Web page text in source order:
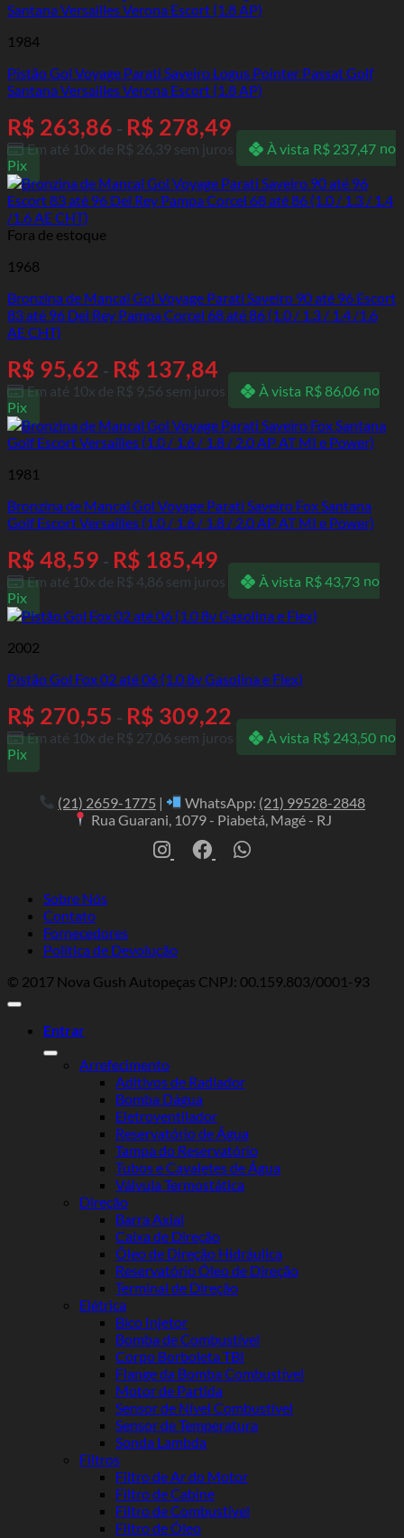
1984
Pistão Gol Voyage Parati Saveiro Logus Pointer Passat Golf
Santana Versailles Verona Escort (1.8 AP)
R$ 263,86 - R$ 278,49
Em até 10x de R$ 26,39 sem juros À vista R$237,47 no
Pix
Fora de estoque
1968
Bronzina de Mancal Gol Voyage Parati Saveiro 90 até 96 Escort
83 até 96 Del Rey Pampa Corcel 68 até 86 (1.0 / 1.3 / 1.4 /1.6
AE CHT)
R$ 95,62 - R$ 137,84
Em até 10x de R$ 9,56 sem juros À vista R$86,06 no
Pix
1981
Bronzina de Mancal Gol Voyage Parati Saveiro Fox Santana
Golf Escort Versailles (1.0 / 1.6 / 1.8 / 2.0 AP AT MI e Power)
R$ 48,59 - R$ 185,49
Em até 10x de R$ 4,86 sem juros À vista R$43,73 no
Pix
2002
Pistão Gol Fox 02 até 06 (1.0 8v Gasolina e Flex)
R$ 270,55 - R$ 309,22
Em até 10x de R$ 27,06 sem juros À vista R$243,50 no
Pix
(21) 2659-1775 | WhatsApp: (21) 99528-2848
Rua Guarani, 1079 - Piabetá, Magé - RJ
Sobre Nós
Contato
Fornecedores
Política de Devolução
© 2017 Nova Gush Autopeças CNPJ: 00.159.803/0001-93
Entrar
Arrefecimento
Aditivos de Radiador
Bomba Dágua
Eletroventilador
Reservatório de Água
Tampa do Reservatório
Tubos e Cavaletes de Água
Válvula Termostática
Direção
Barra Axial
Caixa de Direção
Óleo de Direção Hidráulica
Reservatório Óleo de Direção
Terminal de Direção
Elétrica
Bico Injetor
Bomba de Combustível
Corpo Borboleta TBI
Flange da Bomba Combustível
Motor de Partida
Sensor de Nível Combustível
Sensor de Temperatura
Sonda Lambda
Filtros
Filtro de Ar do Motor
Filtro de Cabine
Filtro de Combustível
Filtro de Óleo